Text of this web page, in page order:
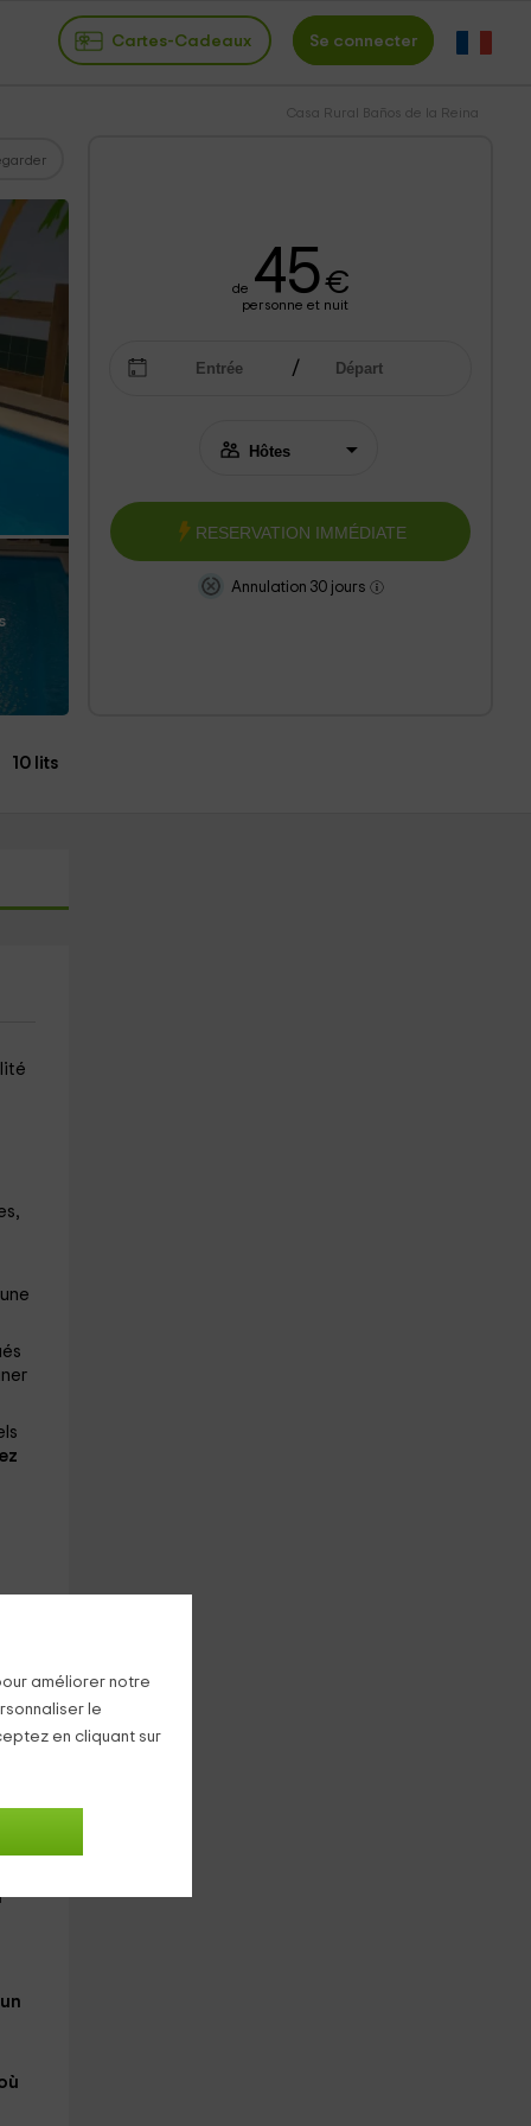
améliorer notre
le
en cliquant sur
Cartes-Cadeaux Se connecter
Casa Rural Baños de la Reina
de 45€
personne et nuit
RESERVATION IMMÉDIATE
Annulation 30 jours
10 lits